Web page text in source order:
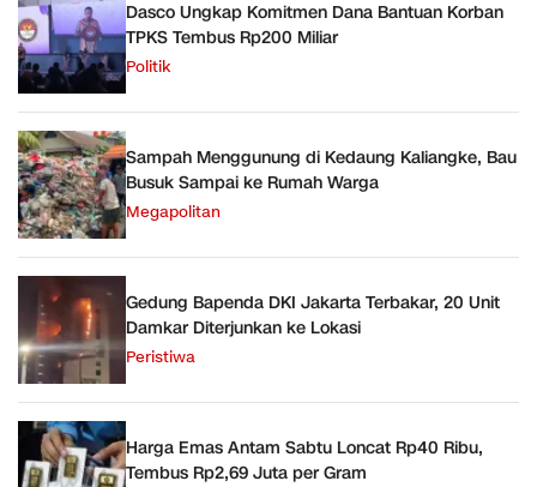
Dasco Ungkap Komitmen Dana Bantuan Korban
TPKS Tembus Rp200 Miliar
Politik
Sampah Menggunung di Kedaung Kaliangke, Bau
Busuk Sampai ke Rumah Warga
Megapolitan
Gedung Bapenda DKI Jakarta Terbakar, 20 Unit
Damkar Diterjunkan ke Lokasi
Peristiwa
Harga Emas Antam Sabtu Loncat Rp40 Ribu,
Tembus Rp2,69 Juta per Gram